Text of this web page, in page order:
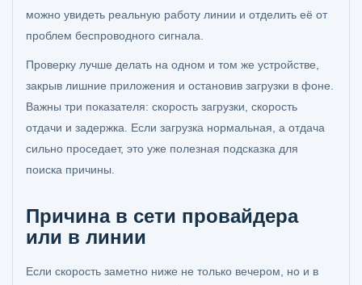
можно увидеть реальную работу линии и отделить её от
проблем беспроводного сигнала.
Проверку лучше делать на одном и том же устройстве,
закрыв лишние приложения и остановив загрузки в фоне.
Важны три показателя: скорость загрузки, скорость
отдачи и задержка. Если загрузка нормальная, а отдача
сильно проседает, это уже полезная подсказка для
поиска причины.
Причина в сети провайдера
или в линии
Если скорость заметно ниже не только вечером, но и в